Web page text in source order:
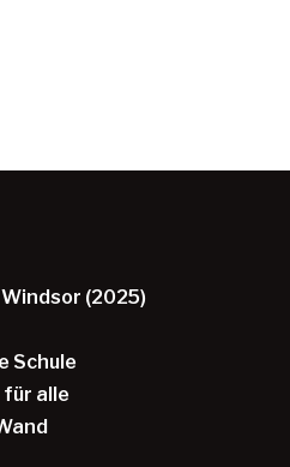
(2025)
Schule
für alle